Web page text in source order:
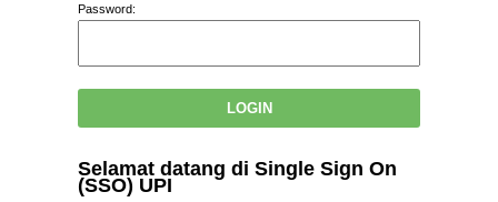
Password:
Selamat datang di Single Sign On
(SSO) UPI